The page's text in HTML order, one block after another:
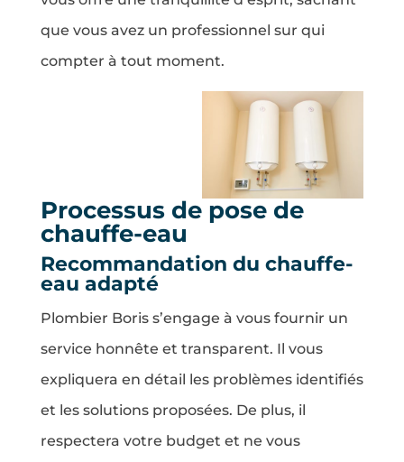
que vous avez un professionnel sur qui
compter à tout moment.
Processus de pose de
chauffe-eau
Recommandation du chauffe-
eau adapté
Plombier Boris s’engage à vous fournir un
service honnête et transparent. Il vous
expliquera en détail les problèmes identifiés
et les solutions proposées. De plus, il
respectera votre budget et ne vous